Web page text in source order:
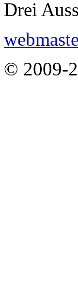
Drei
© 2009-